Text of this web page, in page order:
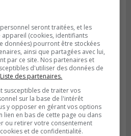
de reporter une
seront traitées, et les
(cookies, identifiants
données) pourront être stockées
ainsi que partagées avec lui,
par ce site. Nos partenaires et
d'utiliser des données de
Liste des partenaires.
susceptibles de traiter vos
sur la base de l'intérêt
y opposer en gérant vos options
lien en bas de cette page ou dans
ou retirer votre consentement
et de confidentialité.